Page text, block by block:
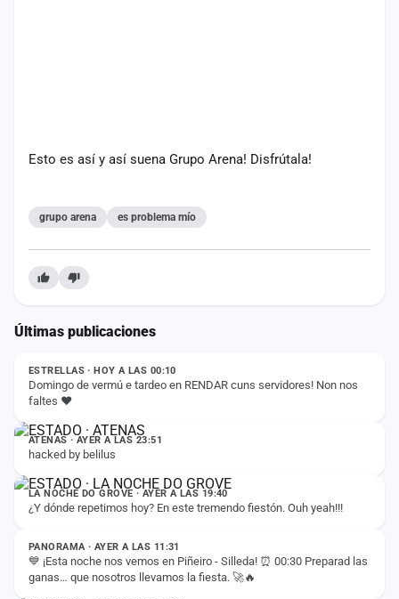
Esto es así y así suena Grupo Arena! Disfrútala!
grupo arena es problema mío
Últimas publicaciones
ESTADO
ESTRELLAS · HOY A LAS 00:10
Domingo de vermú e tardeo en RENDAR cuns servidores! Non nos
faltes ❤️
ESTADO
ATENAS · AYER A LAS 23:51
hacked by belilus
ESTADO
LA NOCHE DO GROVE · AYER A LAS 19:40
¿Y dónde repetimos hoy? En este tremendo fiestón. Ouh yeah!!!
ESTADO
PANORAMA · AYER A LAS 11:31
💙 ¡Esta noche nos vemos en Piñeiro - Silleda! ⏰ 00:30 Preparad las
ganas… que nosotros llevamos la fiesta. 🚀🔥
ESTADO
Contacto